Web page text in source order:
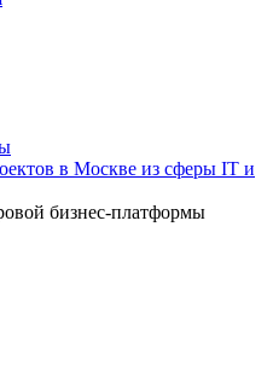
в Москве из сферы IT и
бизнес-платформы